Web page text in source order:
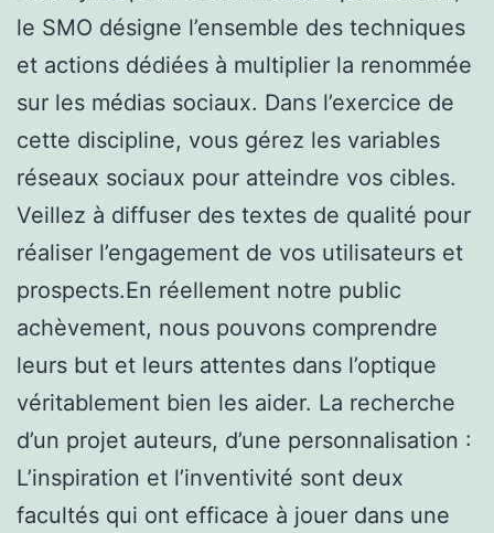
le SMO désigne l’ensemble des techniques
et actions dédiées à multiplier la renommée
sur les médias sociaux. Dans l’exercice de
cette discipline, vous gérez les variables
réseaux sociaux pour atteindre vos cibles.
Veillez à diffuser des textes de qualité pour
réaliser l’engagement de vos utilisateurs et
prospects.En réellement notre public
achèvement, nous pouvons comprendre
leurs but et leurs attentes dans l’optique
véritablement bien les aider. La recherche
d’un projet auteurs, d’une personnalisation :
L’inspiration et l’inventivité sont deux
facultés qui ont efficace à jouer dans une